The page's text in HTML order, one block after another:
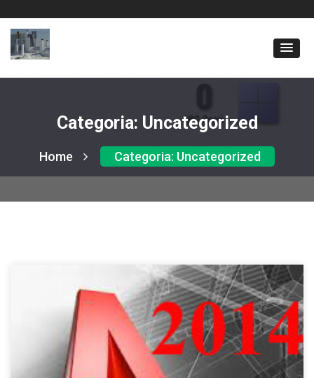
Categoria: Uncategorized
Home Categoria: Uncategorized